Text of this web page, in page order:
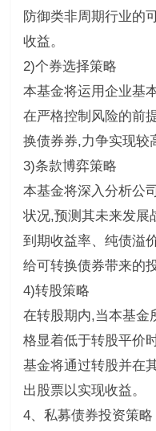
防御类非周期行业的
收益。
2)个券选择策略
本基金将运用企业基
在严格控制风险的前
换债券券,力争实现较
3)条款博弈策略
本基金将深入分析公
状况,预测其未来发展
到期收益率、纯债溢
给可转换债券带来的
4)转股策略
在转股期内,当本基金
格显着低于转股平价
基金将通过转股并在
出股票以实现收益。
4、私募债券投资策略